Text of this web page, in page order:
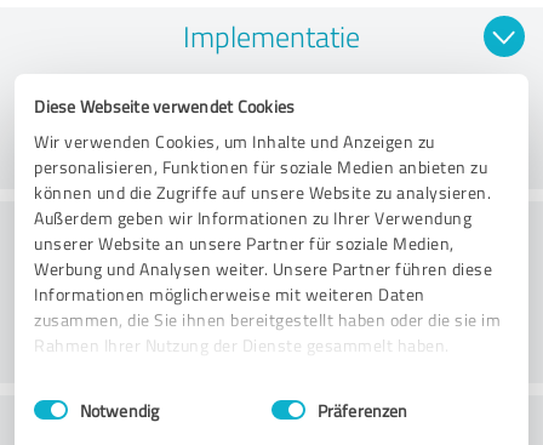
Diese Webseite verwendet Cookies
Wir verwenden Cookies, um Inhalte und Anzeigen zu
personalisieren, Funktionen für soziale Medien anbieten zu
können und die Zugriffe auf unsere Website zu analysieren.
Außerdem geben wir Informationen zu Ihrer Verwendung
unserer Website an unsere Partner für soziale Medien,
Werbung und Analysen weiter. Unsere Partner führen diese
Informationen möglicherweise mit weiteren Daten
zusammen, die Sie ihnen bereitgestellt haben oder die sie im
Rahmen Ihrer Nutzung der Dienste gesammelt haben.
Impressum Datenschutzbestimmungen
Einwilligungsauswahl
Notwendig Präferenzen
Implementatie
Consulting
Klantenservice